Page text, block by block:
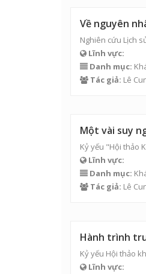
Về nguyên
Nghiên cứu Lịch
Lĩnh vực:
Danh mục:
Tác giả: Lê
Một vài suy
Kỷ yếu "Hội thảo
Lĩnh vực:
Danh mục:
Tác giả: Lê
Hành trình
Kỷ yếu Hội thảo
Lĩnh vực: